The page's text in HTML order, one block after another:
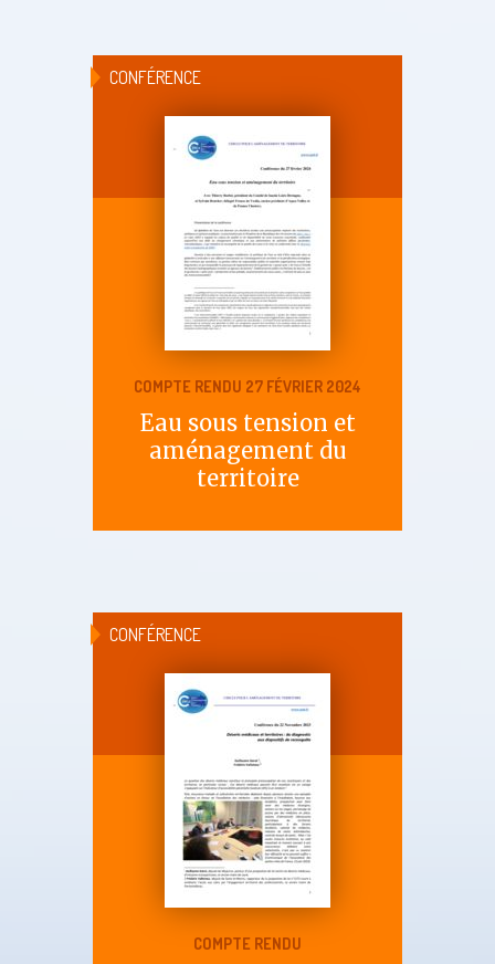
CONFÉRENCE
COMPTE RENDU 27 FÉVRIER 2024
Eau sous tension et
aménagement du
territoire
CONFÉRENCE
COMPTE RENDU